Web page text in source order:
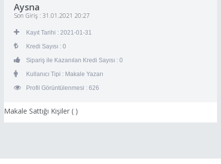
Aysna
Son Giriş : 31.01.2021 20:27
Kayıt Tarihi : 2021-01-31
Kredi Sayısı : 0
Sipariş ile Kazanılan Kredi Sayısı : 0
Kullanıcı Tipi : Makale Yazarı
Profil Görüntülenmesi : 626
Makale Sattığı Kişiler ( )